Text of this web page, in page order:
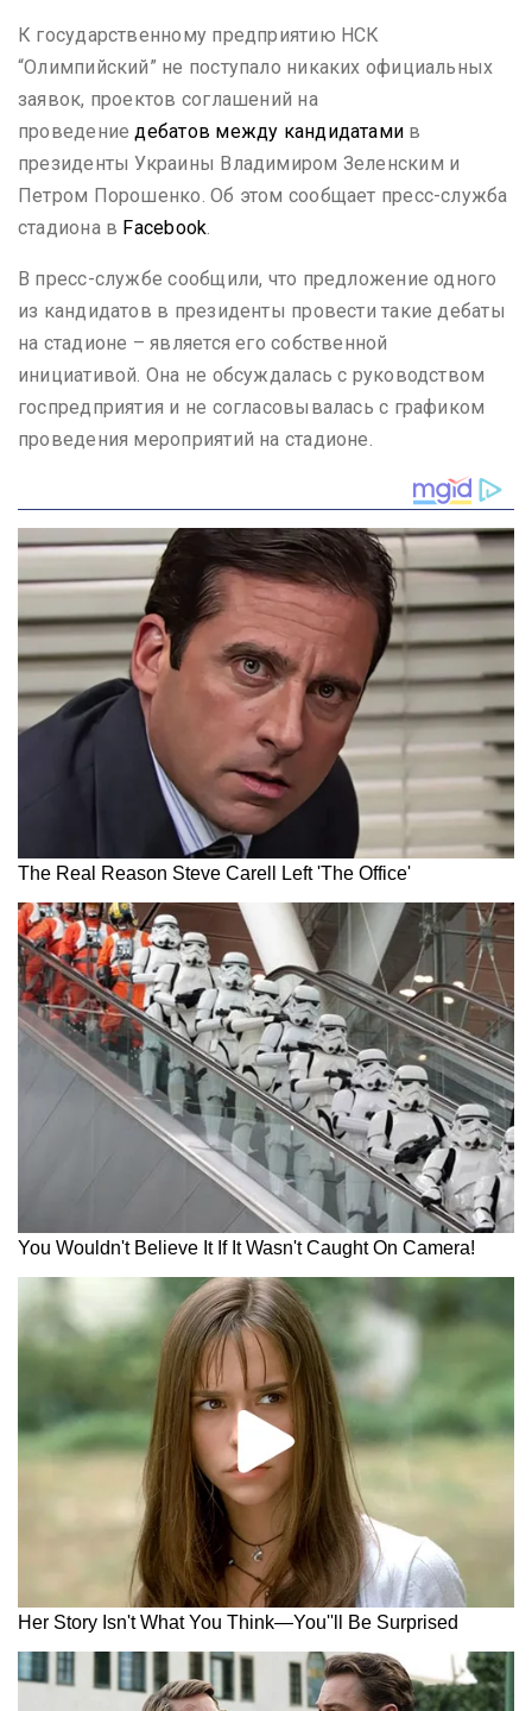
К государственному предприятию НСК
“Олимпийский” не поступало никаких официальных
заявок, проектов соглашений на
проведениедебатов между кандидатами в
президенты Украины Владимиром Зеленским и
Петром Порошенко. Об этом сообщает пресс-служба
стадиона в Facebook.
В пресс-службе сообщили, что предложение одного
из кандидатов в президенты провести такие дебаты
на стадионе – является его собственной
инициативой. Она не обсуждалась с руководством
госпредприятия и не согласовывалась с графиком
проведения мероприятий на стадионе.